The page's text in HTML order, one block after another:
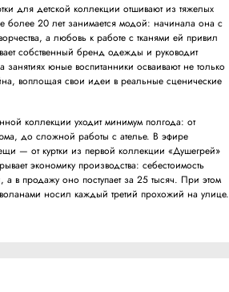
для детской коллекции отшивают из тяжелых
более 20 лет занимается модой: начинала она с
а любовь к работе с тканями ей привил
собственный бренд одежды и руководит
юные воспитанники осваивают не только
воплощая свои идеи в реальные сценические
коллекции уходит минимум полгода: от
до сложной работы с ателье. В эфире
— от куртки из первой коллекции «Душегрей»
экономику производства: себестоимость
а в продажу оно поступает за 25 тысяч. При этом
носил каждый третий прохожий на улице.